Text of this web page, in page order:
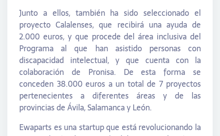
Junto a ellos, también ha sido seleccionado el
proyecto Calalenses, que recibirá una ayuda de
2.000 euros, y que procede del área inclusiva del
Programa al que han asistido personas con
discapacidad intelectual, y que cuenta con la
colaboración de Pronisa. De esta forma se
conceden 38.000 euros a un total de 7 proyectos
pertenecientes a diferentes áreas y de las
provincias de Ávila, Salamanca y León.
Ewaparts es una startup que está revolucionando la